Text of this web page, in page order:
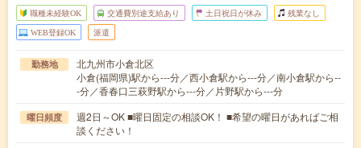
職種未経験OK 交通費別途支給あり 土日祝日が休み 残業なし
WEB登録OK 派遣
勤務地
北九州市小倉北区
小倉(福岡県)駅から---分／西小倉駅から---分／南小倉駅から--
-分／香春口三萩野駅から---分／片野駅から---分
曜日頻度
週2日～OK ■曜日固定の相談OK！ ■希望の曜日があればご相
談ください！